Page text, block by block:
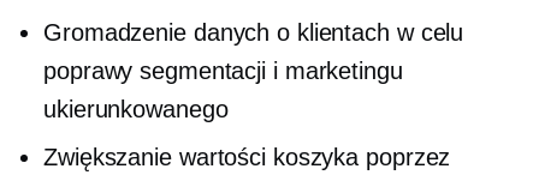
Gromadzenie danych o klientach w celu
poprawy segmentacji i marketingu
ukierunkowanego
Zwiększanie wartości koszyka poprzez